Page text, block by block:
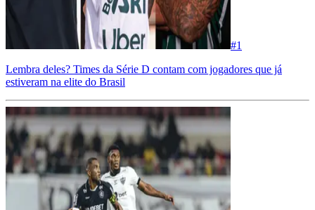
#1
Lembra deles? Times da Série D contam com jogadores que já
estiveram na elite do Brasil